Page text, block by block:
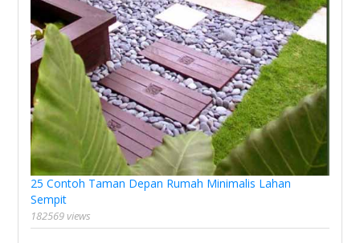
25 Contoh Taman Depan Rumah Minimalis Lahan
Sempit
182569 views